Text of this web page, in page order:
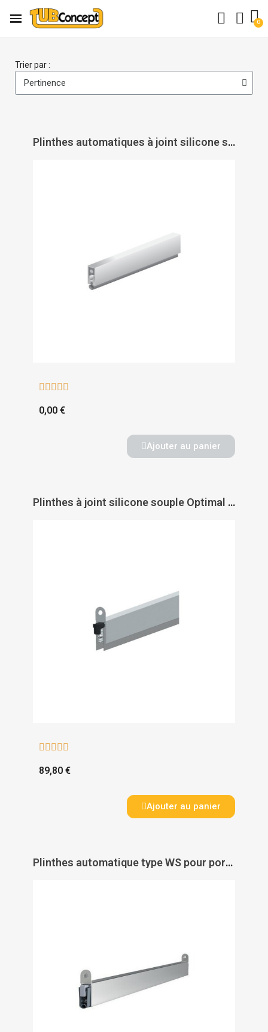
Trier par :
Plinthes automatiques à joint silicone souple Ellen-Matic 2 - ELLEN
    
0,00 €
Ajouter au panier
Plinthes à joint silicone souple Optimal Seal - ELLEN
    
89,80 €
Ajouter au panier
Plinthes automatique type WS pour porte bois - ATHMER